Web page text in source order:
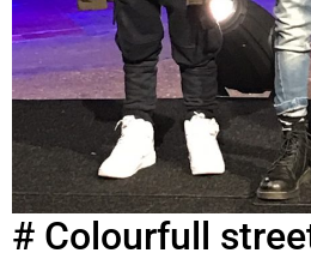
# Colourfull